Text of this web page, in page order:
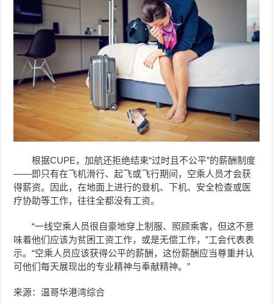
根据CUPE，加航还拒绝结束“过时且不公平”的薪酬制度
——即只有在飞机滑行、起飞或飞行期间， 空乘人 员才会获
得薪资。因此，在地面上进行的登机、下机、安全检查或医
疗协助等工作，往往全都没有工资。
“一线空乘人 员很自豪地穿上制服、照顾乘客，但这不意
味着他们应该为贫困工资工作，或是无偿工作，”工会代表表
示。“空乘人 员应该获得公平的薪酬，这份薪酬应当尊重并认
可他们每天展现出的专业精神与奉献精神。”
来源：温哥华港湾综合